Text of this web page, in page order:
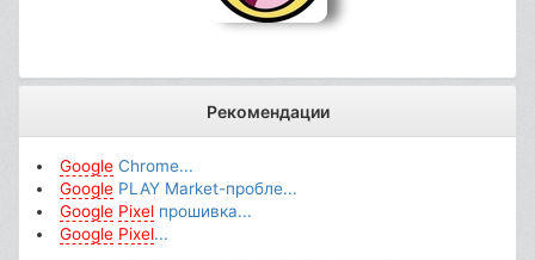
Рекомендации
Google Chrome...
Google PLAY Market-пробле...
Google Pixel прошивка...
Google Pixel...